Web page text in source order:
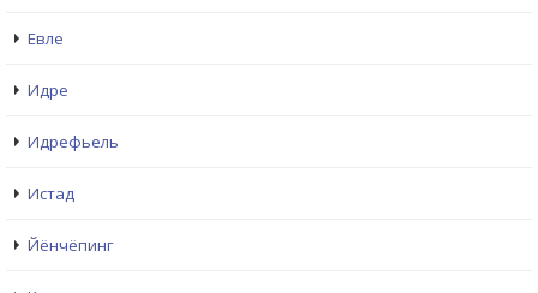
Евле
Идре
Идрефьель
Истад
Йёнчёпинг